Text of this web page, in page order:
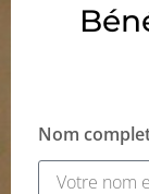
Nom